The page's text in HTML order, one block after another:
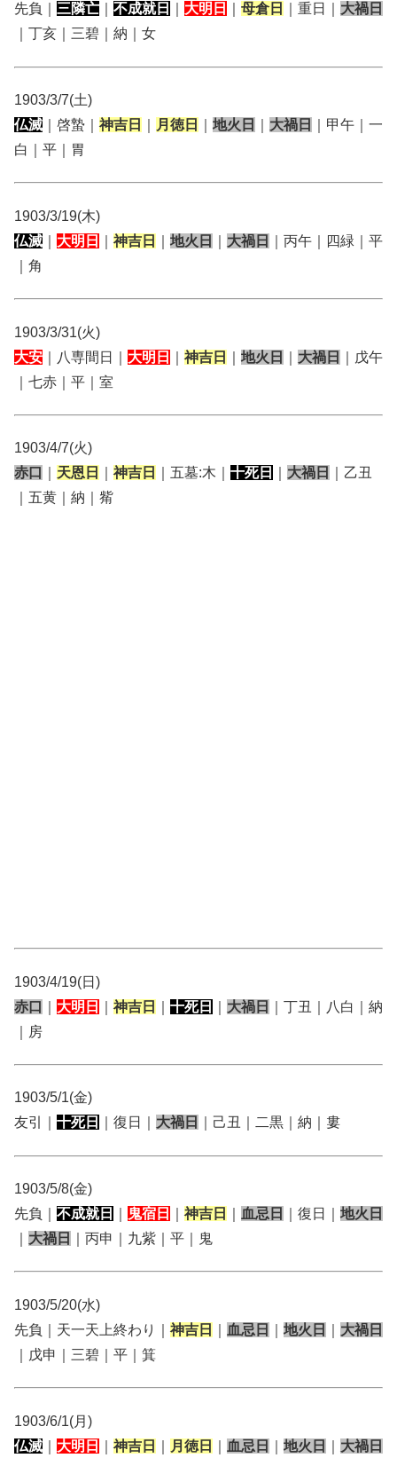
先負｜ 三隣亡 不成就日 大明日 母倉日 ｜重日｜ 大禍日
｜丁亥｜三碧｜納｜女
1903/3/7(土)
仏滅 ｜啓蟄｜ 神吉日 月徳日 地火日 大禍日
｜甲午｜一
白｜平｜胃
1903/3/19(木)
仏滅
大明日 神吉日 地火日 大禍日
｜丙午｜四緑｜平
｜角
1903/3/31(火)
大安 ｜八専間日｜ 大明日 神吉日 地火日 大禍日
｜戊午
｜七赤｜平｜室
1903/4/7(火)
赤口
天恩日 神吉日 ｜五墓:木｜ 十死日 大禍日
｜乙丑
｜五黄｜納｜觜
1903/4/19(日)
赤口
大明日 神吉日 十死日 大禍日
｜丁丑｜八白｜納
｜房
1903/5/1(金)
友引｜ 十死日 ｜復日｜ 大禍日 ｜己丑｜二黒｜納｜婁
1903/5/8(金)
先負｜ 不成就日 鬼宿日 神吉日 血忌日 ｜復日｜ 地火日
大禍日 ｜丙申｜九紫｜平｜鬼
1903/5/20(水)
先負｜天一天上終わり｜ 神吉日 血忌日 地火日
大禍日
｜戊申｜三碧｜平｜箕
1903/6/1(月)
仏滅
大明日 神吉日 月徳日 血忌日 地火日 大禍日